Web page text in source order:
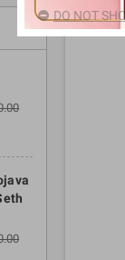
DO NOT